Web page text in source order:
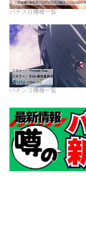
パチスロ機種一覧
パチンコ機種一覧